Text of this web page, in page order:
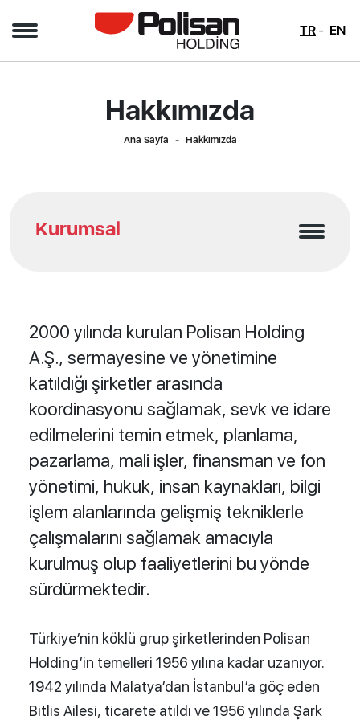
TR EN
Hakkımızda
Ana Sayfa Hakkımızda
2000 yılında kurulan Polisan Holding
A.Ş., sermayesine ve yönetimine
katıldığı şirketler arasında
koordinasyonu sağlamak, sevk ve idare
edilmelerini temin etmek, planlama,
pazarlama, mali işler, finansman ve fon
yönetimi, hukuk, insan kaynakları, bilgi
işlem alanlarında gelişmiş tekniklerle
çalışmalarını sağlamak amacıyla
kurulmuş olup faaliyetlerini bu yönde
sürdürmektedir.
Türkiye’nin köklü grup şirketlerinden Polisan
Holding’in temelleri 1956 yılına kadar uzanıyor.
1942 yılında Malatya’dan İstanbul’a göç eden
Bitlis Ailesi, ticarete atıldı ve 1956 yılında Şark
Kurumsal